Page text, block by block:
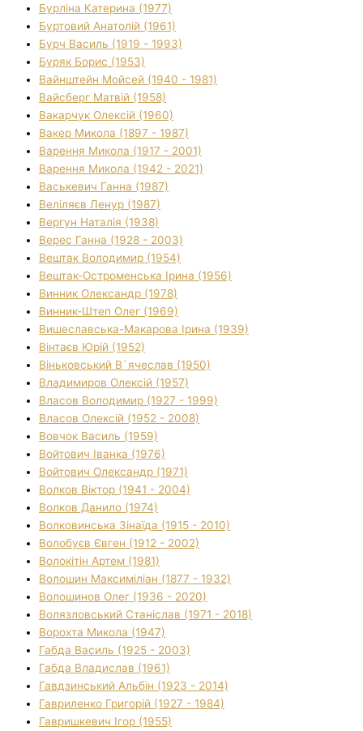
Бурліна Катерина (1977)
Буртовий Анатолій (1961)
Бурч Василь (1919 - 1993)
Буряк Борис (1953)
Вайнштейн Мойсей (1940 - 1981)
Вайсберг Матвій (1958)
Вакарчук Олексій (1960)
Вакер Микола (1897 - 1987)
Варення Микола (1917 - 2001)
Варення Микола (1942 - 2021)
Васькевич Ганна (1987)
Веліляєв Ленур (1987)
Вергун Наталія (1938)
Верес Ганна (1928 - 2003)
Вештак Володимир (1954)
Вештак-Остроменська Ірина (1956)
Винник Олександр (1978)
Винник-Штеп Олег (1969)
Вишеславська-Макарова Ірина (1939)
Вінтаєв Юрій (1952)
Віньковський В`ячеслав (1950)
Владимиров Олексій (1957)
Власов Володимир (1927 - 1999)
Власов Олексій (1952 - 2008)
Вовчок Василь (1959)
Войтович Іванка (1976)
Войтович Олександр (1971)
Волков Віктор (1941 - 2004)
Волков Данило (1974)
Волковинська Зінаїда (1915 - 2010)
Волобуєв Євген (1912 - 2002)
Волокітін Артем (1981)
Волошин Максиміліан (1877 - 1932)
Волошинов Олег (1936 - 2020)
Волязловський Станіслав (1971 - 2018)
Ворохта Микола (1947)
Габда Василь (1925 - 2003)
Габда Владислав (1961)
Гавдзинський Альбін (1923 - 2014)
Гавриленко Григорій (1927 - 1984)
Гавришкевич Ігор (1955)